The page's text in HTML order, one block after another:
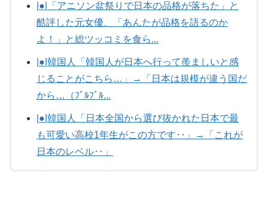
|●|「アニソン盆祭りで日本の品格が落ちた」と
酷評した元女優、「あんたが品格を語るのか
よ！」と総ツッコミを食ら...
|●|韓国人「韓国人が日本へ行って羨ましいと感
じることがこちら…」→「日本は規模が違う国だ
から…（ﾌﾞﾙﾌﾞﾙ...
|●|韓国人「日本全国から選び抜かれた日本で最
も可愛い高校1年生がこの方です‥」→「これが
日本のレベル‥」